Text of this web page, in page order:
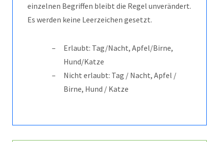
einzelnen Begriffen bleibt die Regel unverändert.
Es werden keine Leerzeichen gesetzt.
Erlaubt: Tag/Nacht, Apfel/Birne,
Hund/Katze
Nicht erlaubt: Tag / Nacht, Apfel /
Birne, Hund / Katze